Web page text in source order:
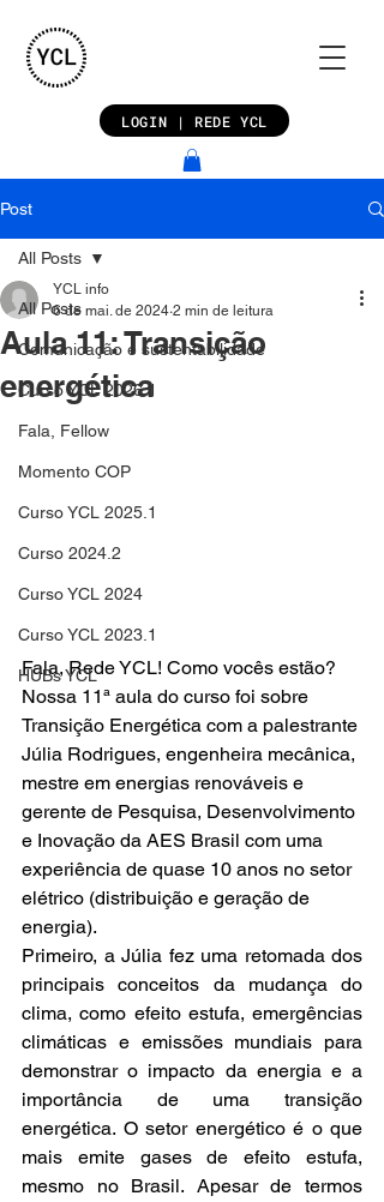
LOGIN | REDE YCL
Post
All Posts
Comunicação e sustentabilidade
Curso YCL 2026.1
Fala, Fellow
Momento COP
Curso YCL 2025.1
Curso 2024.2
Curso YCL 2024
Curso YCL 2023.1
HUBs YCL
All Posts
Aula 11: Transição
energética
YCL info
6 de mai. de 2024 2 min de leitura
Fala, Rede YCL! Como vocês estão?
Nossa 11ª aula do curso foi sobre
Transição Energética com a palestrante
Júlia Rodrigues, engenheira mecânica,
mestre em energias renováveis e
gerente de Pesquisa, Desenvolvimento
e Inovação da AES Brasil com uma
experiência de quase 10 anos no setor
elétrico (distribuição e geração de
energia).
Primeiro, a Júlia fez uma retomada dos
principais conceitos da mudança do
clima, como efeito estufa, emergências
climáticas e emissões mundiais para
demonstrar o impacto da energia e a
importância de uma transição
energética. O setor energético é o que
mais emite gases de efeito estufa,
mesmo no Brasil. Apesar de termos